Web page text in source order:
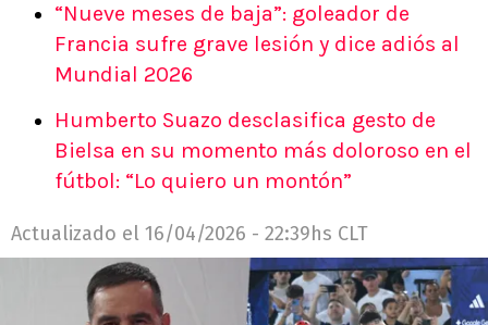
“Nueve meses de baja”: goleador de
Francia sufre grave lesión y dice adiós al
Mundial 2026
Humberto Suazo desclasifica gesto de
Bielsa en su momento más doloroso en el
fútbol: “Lo quiero un montón”
Actualizado el 16/04/2026 - 22:39hs CLT